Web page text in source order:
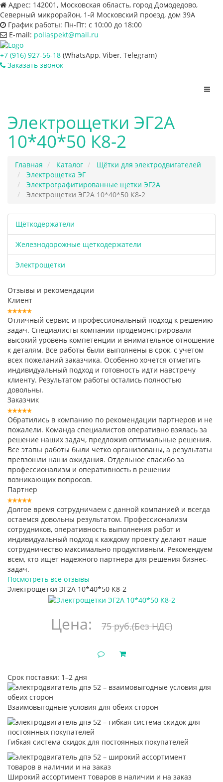
Адрес: 142001, Московская область, город Домодедово,
Северный микрорайон, 1-й Московский проезд, дом 39А
График работы: Пн-Пт: с 10:00 до 18:00
E-mail: poliaspekt@mail.ru
+7 (916) 927-56-18 (WhatsApp, Viber, Telegram)
Заказать звонок
Электрощетки ЭГ2А
10*40*50 К8-2
Главная Каталог
Щётки для электродвигателей
Электрощетка ЭГ
Электрографитированные щетки ЭГ2А
Электрощетки ЭГ2А 10*40*50 К8-2
Щёткодержатели
Железнодорожные щеткодержатели
Электрощетки
Отзывы и рекомендации
Клиент
Отличный сервис и профессиональный подход к решению
задач. Специалисты компании продемонстрировали
высокий уровень компетенции и внимательное отношение
к деталям. Все работы были выполнены в срок, с учетом
всех пожеланий заказчика. Особенно хочется отметить
индивидуальный подход и готовность идти навстречу
клиенту. Результатом работы остались полностью
довольны.
Заказчик
Обратились в компанию по рекомендации партнеров и не
пожалели. Команда специалистов оперативно взялась за
решение наших задач, предложив оптимальные решения.
Все этапы работы были четко организованы, а результаты
превзошли наши ожидания. Отдельное спасибо за
профессионализм и оперативность в решении
возникающих вопросов.
Партнер
Долгое время сотрудничаем с данной компанией и всегда
остаемся довольны результатом. Профессионализм
сотрудников, оперативность выполнения работ и
индивидуальный подход к каждому проекту делают наше
сотрудничество максимально продуктивным. Рекомендуем
всем, кто ищет надежного партнера для решения бизнес-
задач.
Посмотреть все отзывы
Электрощетки ЭГ2А 10*40*50 К8-2
Цена: 75 руб.(Без НДС)
Срок поставки: 1–2 дня
Взаимовыгодные условия для обеих сторон
Гибкая система скидок для постоянных покупателей
Широкий ассортимент товаров в наличии и на заказ